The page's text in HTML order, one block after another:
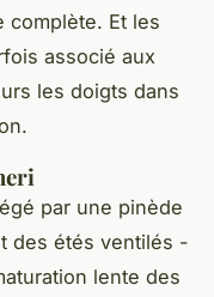
complète. Et les
associé aux
les doigts dans
par une pinède
des étés ventilés -
lente des